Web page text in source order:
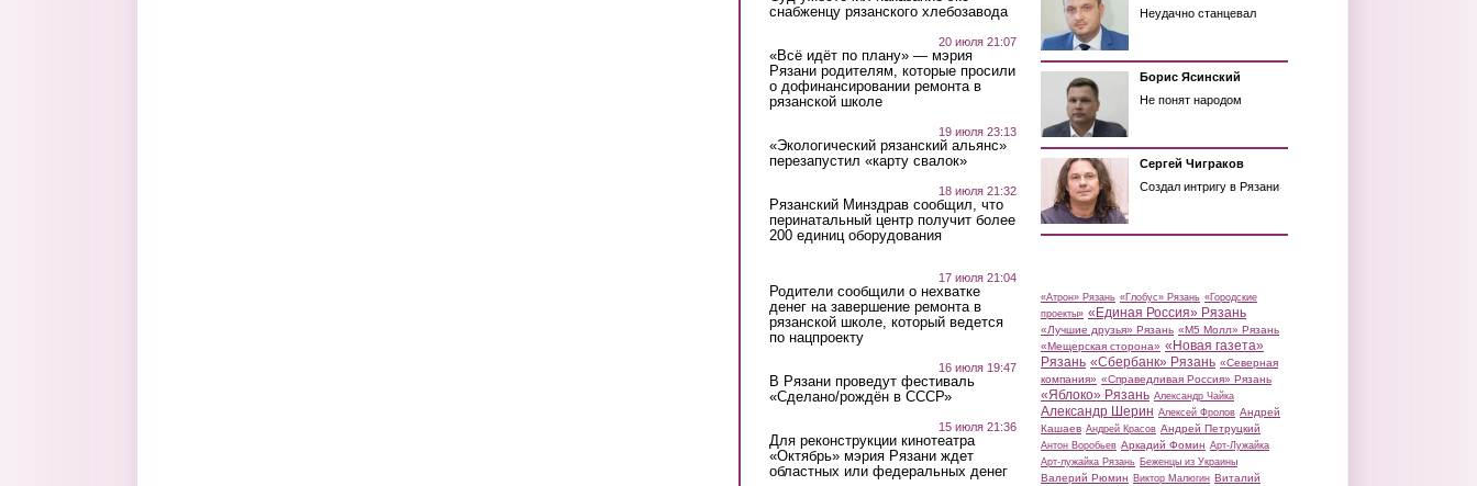
снабженцу рязанского хлебозавода
20 июля 21:07
«Всё идёт по плану» — мэрия
Рязани родителям, которые просили
о дофинансировании ремонта в
рязанской школе
19 июля 23:13
«Экологический рязанский альянс»
перезапустил «карту свалок»
18 июля 21:32
Рязанский Минздрав сообщил, что
перинатальный центр получит более
200 единиц оборудования
17 июля 21:04
Родители сообщили о нехватке
денег на завершение ремонта в
рязанской школе, который ведется
по нацпроекту
16 июля 19:47
В Рязани проведут фестиваль
«Сделано/рождён в СССР»
15 июля 21:36
Для реконструкции кинотеатра
«Октябрь» мэрия Рязани ждет
областных или федеральных денег
Неудачно станцевал
Борис Ясинский
Не понят народом
Сергей Чиграков
Создал интригу в Рязани
«Атрон» Рязань «Глобус» Рязань «Городские
проекты» «Единая Россия» Рязань
«Лучшие друзья» Рязань «М5 Молл» Рязань
«Мещерская сторона» «Новая газета»
Рязань «Сбербанк» Рязань «Северная
компания» «Справедливая Россия» Рязань
«Яблоко» Рязань Александр Чайка
Александр Шерин Алексей Фролов Андрей
Кашаев Андрей Красов Андрей Петруцкий
Антон Воробьев Аркадий Фомин Арт-Лужайка
Арт-лужайка Рязань Беженцы из Украины
Валерий Рюмин Виктор Малюгин Виталий